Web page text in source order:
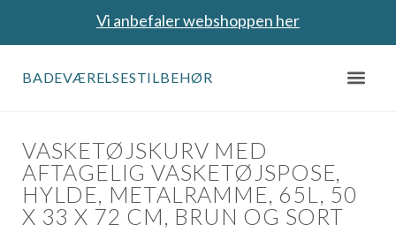
Vi anbefaler webshoppen her
BADEVÆRELSESTILBEHØR
VASKETØJSKURV MED
AFTAGELIG VASKETØJSPOSE,
HYLDE, METALRAMME, 65L, 50
X 33 X 72 CM, BRUN OG SORT